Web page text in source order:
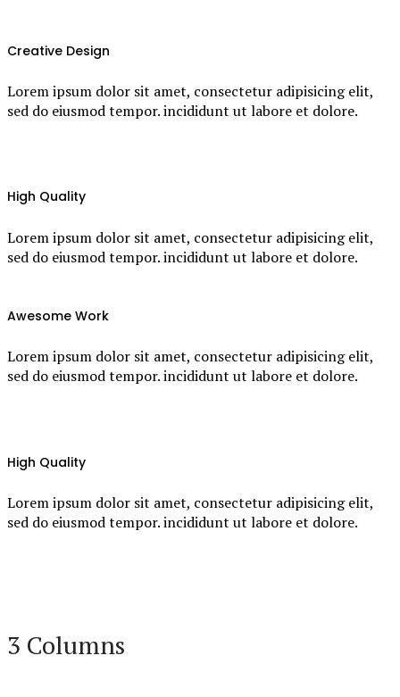
Creative Design
Lorem ipsum dolor sit amet, consectetur adipisicing elit,
sed do eiusmod tempor. incididunt ut labore et dolore.
High Quality
Lorem ipsum dolor sit amet, consectetur adipisicing elit,
sed do eiusmod tempor. incididunt ut labore et dolore.
Awesome Work
Lorem ipsum dolor sit amet, consectetur adipisicing elit,
sed do eiusmod tempor. incididunt ut labore et dolore.
High Quality
Lorem ipsum dolor sit amet, consectetur adipisicing elit,
sed do eiusmod tempor. incididunt ut labore et dolore.
3 Columns